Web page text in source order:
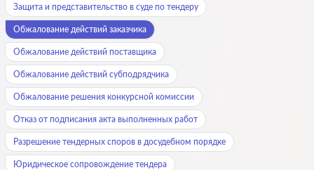
Защита и представительство в суде по тендеру
Обжалование действий заказчика
Обжалование действий поставщика
Обжалование действий субподрядчика
Обжалование решения конкурсной комиссии
Отказ от подписания акта выполненных работ
Разрешение тендерных споров в досудебном порядке
Юридическое сопровождение тендера